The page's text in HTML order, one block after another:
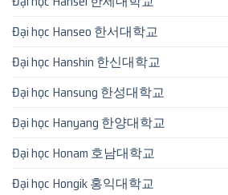
Đại học Hanseo 한서대학교
Đại học Hanshin 한신대학교
Đại học Hansung 한성대학교
Đại học Hanyang 한양대학교
Đại học Honam 호남대학교
Đại học Hongik 홍익대학교